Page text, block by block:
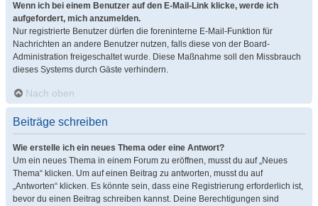
Wenn ich bei einem Benutzer auf den E-Mail-Link klicke, werde ich
aufgefordert, mich anzumelden.
Nur registrierte Benutzer dürfen die foreninterne E-Mail-Funktion für
Nachrichten an andere Benutzer nutzen, falls diese von der Board-
Administration freigeschaltet wurde. Diese Maßnahme soll den Missbrauch
dieses Systems durch Gäste verhindern.
Nach oben
Beiträge schreiben
Wie erstelle ich ein neues Thema oder eine Antwort?
Um ein neues Thema in einem Forum zu eröffnen, musst du auf „Neues
Thema“ klicken. Um auf einen Beitrag zu antworten, musst du auf
„Antworten“ klicken. Es könnte sein, dass eine Registrierung erforderlich ist,
bevor du einen Beitrag schreiben kannst. Deine Berechtigungen sind